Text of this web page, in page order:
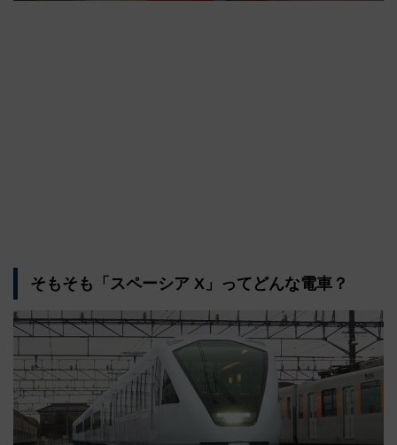
そもそも「スペーシア X」ってどんな電車？